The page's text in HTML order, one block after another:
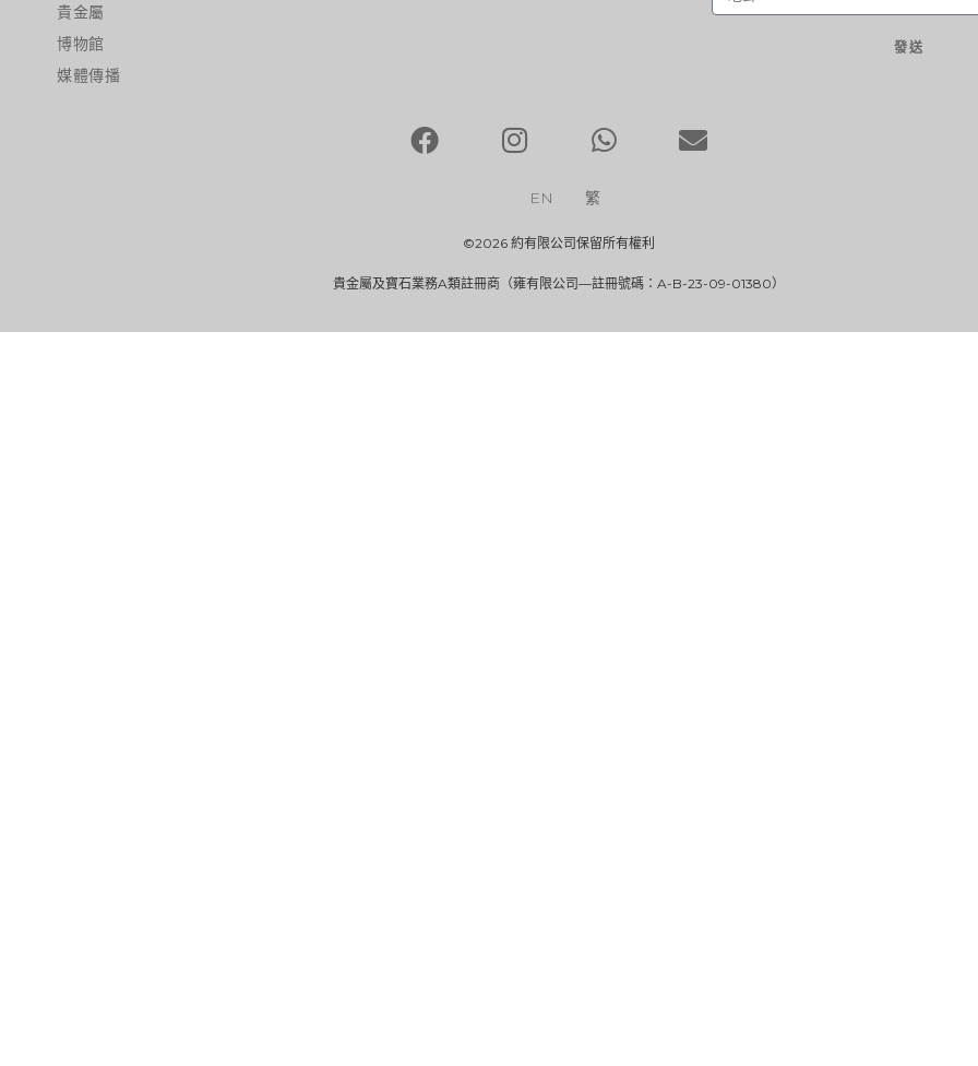
貴金屬
博物館
媒體傳播
發送
EN 繁
©2026 約有限公司保留所有權利
貴金屬及寶石業務A類註冊商（雍有限公司—註冊號碼：A-B-23-09-01380）